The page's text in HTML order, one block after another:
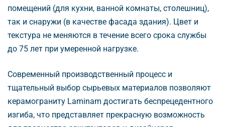
помещений (для кухни, ванной комнаты, столешниц),
так и снаружи (в качестве фасада здания). Цвет и
текстура не меняются в течение всего срока службы
до 75 лет при умеренной нагрузке.
Современный производственный процесс и
тщательный выбор сырьевых материалов позволяют
керамограниту Laminam достигать беспрецедентного
изгиба, что представляет прекрасную возможность